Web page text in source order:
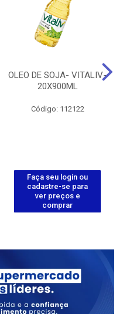
OLEO DE SOJA- VITALIV-
20X900ML
Código: 112122
Faça seu login ou
cadastre-se para
ver preços e
comprar